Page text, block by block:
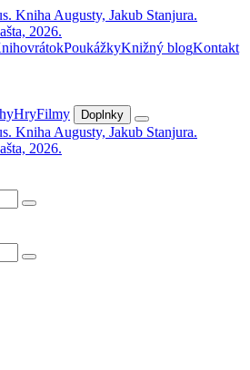
PoukážkyKnižný blogKontakt
HryFilmy Doplnky